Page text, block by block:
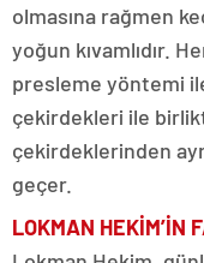
olmasına rağmen
yoğun kıvamlıdır.
presleme yöntemi
çekirdekleri ile
çekirdeklerinden
geçer.
LOKMAN HEKİM’İN